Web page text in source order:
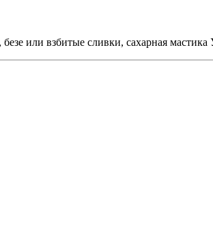
или взбитые сливки, сахарная мастика